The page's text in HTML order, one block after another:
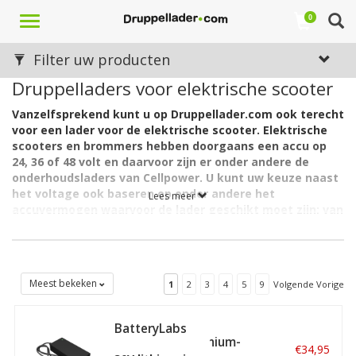
Toggle
0
Druppelladers voor elektrische scooter
Vanzelfsprekend kunt u op Druppellader.com ook terecht
voor een lader voor de elektrische scooter. Elektrische
scooters en brommers hebben doorgaans een accu op
24, 36 of 48 volt en daarvoor zijn er onder andere de
onderhoudsladers van Cellpower. U kunt uw keuze naast
het voltage ook baseren op onder andere het
type accu (meestal AGM) en uiteraard naar de
Deze tip is van toepassing als u een andere aansluiting nodig
heeft voor op uw accu of scooter dan wordt aangegeven bij het
afknippen en vervolgens accuklemmen of een andere
snelkoppeling maken op uw accu of scooter.
Lees meer
Filter uw producten
Meest bekeken 1 2 3 4 5 9 Volgende Vorige
BatteryLabs
MegaCharge Lithium-
€34,95